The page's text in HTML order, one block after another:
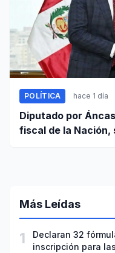
POLÍTICA hace 1 día
Diputado por
fiscal de la Nación,
Más Leídas
1
Declaran 32
inscripción para